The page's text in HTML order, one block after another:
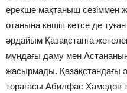
ерекше мақтаныш сезіммен
отанына көшіп кетсе де
әрдайым Қазақстанға
мұндағы даму мен
жасырмады. Қазақстандағы
төрағасы Абил­фас Хамедов